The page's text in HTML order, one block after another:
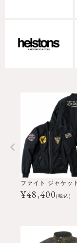
¥48,400(税込)